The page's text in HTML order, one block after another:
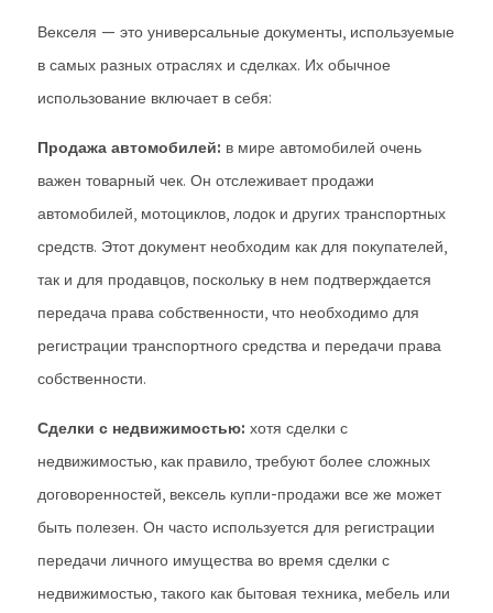
Векселя — это универсальные документы, используемые
в самых разных отраслях и сделках. Их обычное
использование включает в себя:
Продажа автомобилей: в мире автомобилей очень
важен товарный чек. Он отслеживает продажи
автомобилей, мотоциклов, лодок и других транспортных
средств. Этот документ необходим как для покупателей,
так и для продавцов, поскольку в нем подтверждается
передача права собственности, что необходимо для
регистрации транспортного средства и передачи права
собственности.
Сделки с недвижимостью: хотя сделки с
недвижимостью, как правило, требуют более сложных
договоренностей, вексель купли-продажи все же может
быть полезен. Он часто используется для регистрации
передачи личного имущества во время сделки с
недвижимостью, такого как бытовая техника, мебель или